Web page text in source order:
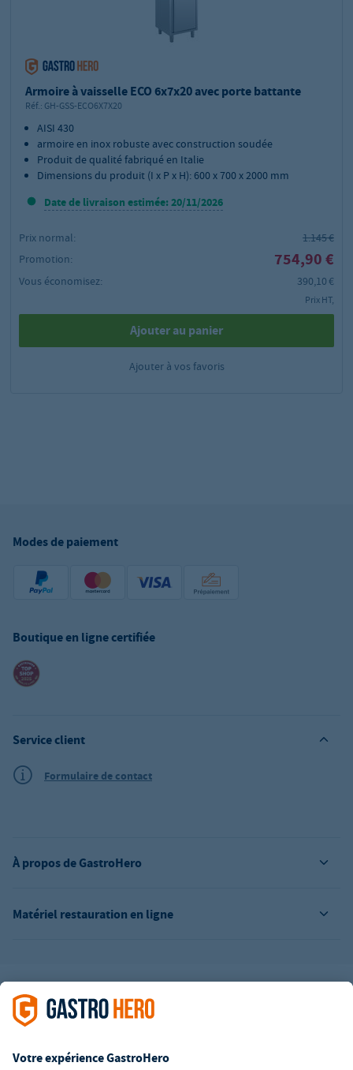
Armoire à vaisselle ECO 6x7x20 avec porte battante
Réf.: GH-GSS-ECO6X7X20
AISI 430
armoire en inox robuste avec construction soudée
Produit de qualité fabriqué en Italie
Dimensions du produit (I x P x H): 600 x 700 x 2000 mm
Date de livraison estimée: 20/11/2026
Prix normal:
1.145 €
Promotion:
754,90 €
Vous économisez: 390,10 €
Prix HT,
Ajouter au panier
Ajouter à vos favoris
Modes de paiement
Boutique en ligne certifiée
Matériel restauration en ligne
À propos de GastroHero
Service client
Formulaire de contact
L’offre de la société GastroHero est exclusivement destinée aux
entreprises. Tous les prix sont des prix unitaires nets majorés de
Certaines méthodes de paiement peuvent entraîner des frais
supplémentaires.